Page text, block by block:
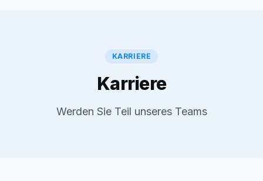
KARRIERE
Karriere
Werden Sie Teil unseres Teams